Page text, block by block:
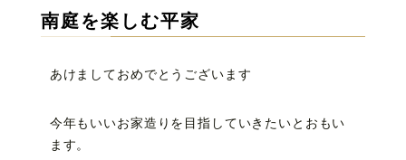
南庭を楽しむ平家
あけましておめでとうございます
今年もいいお家造りを目指していきたいとおもい
ます。